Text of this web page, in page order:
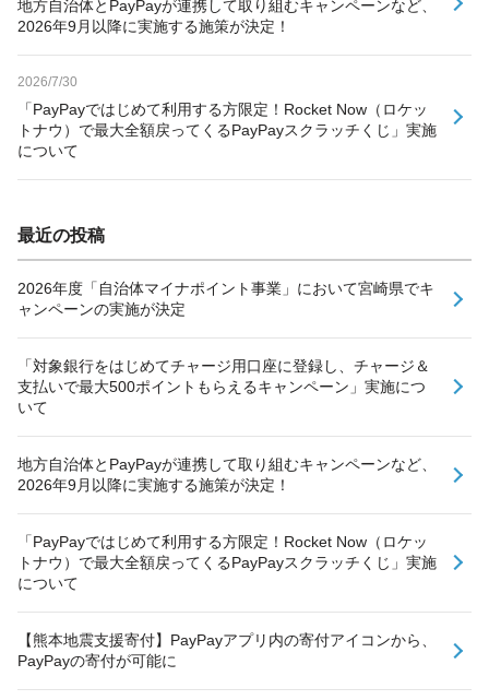
地方自治体とPayPayが連携して取り組むキャンペーンなど、
2026年9月以降に実施する施策が決定！
2026/7/30
「PayPayではじめて利用する方限定！Rocket Now（ロケッ
トナウ）で最大全額戻ってくるPayPayスクラッチくじ」実施
について
最近の投稿
2026年度「自治体マイナポイント事業」において宮崎県でキ
ャンペーンの実施が決定
「対象銀行をはじめてチャージ用口座に登録し、チャージ＆
支払いで最大500ポイントもらえるキャンペーン」実施につ
いて
地方自治体とPayPayが連携して取り組むキャンペーンなど、
2026年9月以降に実施する施策が決定！
「PayPayではじめて利用する方限定！Rocket Now（ロケッ
トナウ）で最大全額戻ってくるPayPayスクラッチくじ」実施
について
【熊本地震支援寄付】PayPayアプリ内の寄付アイコンから、
PayPayの寄付が可能に